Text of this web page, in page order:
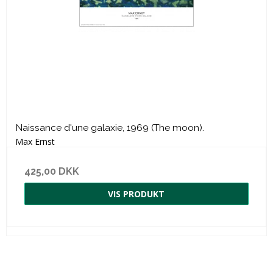
Naissance d'une galaxie, 1969 (The moon).
Max Ernst
425,00 DKK
VIS PRODUKT